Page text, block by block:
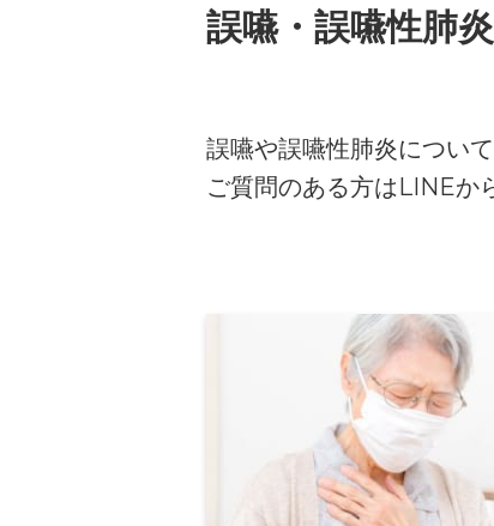
誤嚥・誤嚥性肺
誤嚥や誤嚥性肺炎につい
ご質問のある方はLINEか